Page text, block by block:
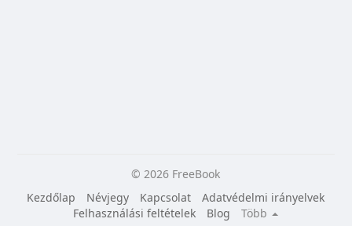
© 2026 FreeBook
Kezdőlap
Névjegy Kapcsolat
Adatvédelmi irányelvek
Felhasználási feltételek
Blog
Több